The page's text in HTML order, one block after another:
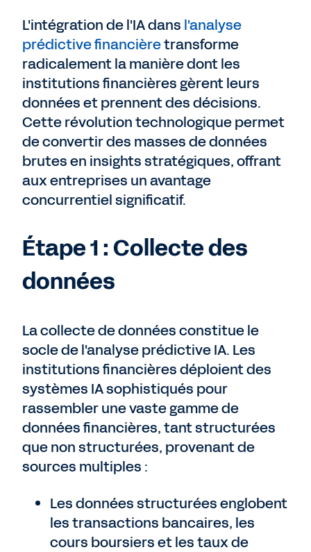
L'intégration de l'IA dans l'analyse
prédictive financièretransforme
radicalement la manière dont les
institutions financières gèrent leurs
données et prennent des décisions.
Cette révolution technologique permet
de convertir des masses de données
brutes en insights stratégiques, offrant
aux entreprises un avantage
concurrentiel significatif.
Étape 1 : Collecte des
données
La collecte de données constitue le
socle de l'analyse prédictive IA. Les
institutions financières déploient des
systèmes IA sophistiqués pour
rassembler une vaste gamme de
données financières, tant structurées
que non structurées, provenant de
sources multiples :
Les données structurées englobent
les transactions bancaires, les
cours boursiers et les taux de